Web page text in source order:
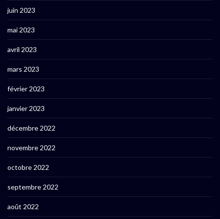
juin 2023
mai 2023
avril 2023
mars 2023
février 2023
janvier 2023
décembre 2022
novembre 2022
octobre 2022
septembre 2022
août 2022